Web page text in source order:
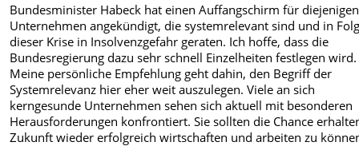
Bundesminister Habeck hat einen Auffangschirm für diejenigen
Unternehmen angekündigt, die systemrelevant sind und in
dieser Krise in Insolvenzgefahr geraten. Ich hoffe, dass die
Bundesregierung dazu sehr schnell Einzelheiten festlegen wird.
Meine persönliche Empfehlung geht dahin, den Begriff der
Systemrelevanz hier eher weit auszulegen. Viele an sich
kerngesunde Unternehmen sehen sich aktuell mit besonderen
Herausforderungen konfrontiert. Sie sollten die Chance
Zukunft wieder erfolgreich wirtschaften und arbeiten zu